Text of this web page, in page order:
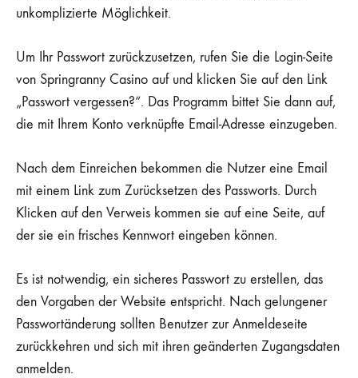
unkomplizierte Möglichkeit.
Um Ihr Passwort zurückzusetzen, rufen Sie die Login-Seite
von Springranny Casino auf und klicken Sie auf den Link
„Passwort vergessen?“. Das Programm bittet Sie dann auf,
die mit Ihrem Konto verknüpfte Email-Adresse einzugeben.
Nach dem Einreichen bekommen die Nutzer eine Email
mit einem Link zum Zurücksetzen des Passworts. Durch
Klicken auf den Verweis kommen sie auf eine Seite, auf
der sie ein frisches Kennwort eingeben können.
Es ist notwendig, ein sicheres Passwort zu erstellen, das
den Vorgaben der Website entspricht. Nach gelungener
Passwortänderung sollten Benutzer zur Anmeldeseite
zurückkehren und sich mit ihren geänderten Zugangsdaten
anmelden.